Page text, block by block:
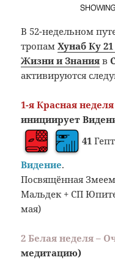
В 52-недельном
тропам Хунаб Ку
Жизни и Знания в
активируются
1-я Красная
инициирует
41
Видение.
Посвящённая
Мальдек + СП
мая)
2 Белая неделя –
медитацию)